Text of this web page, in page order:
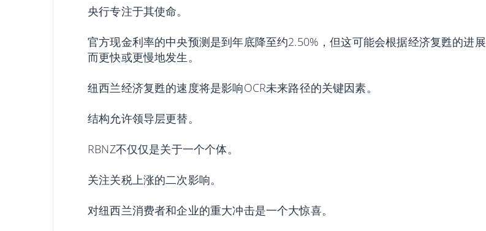
央行专注于其使命。
官方现金利率的中央预测是到年底降至约2.50%，但这可能会根据经济复甦的进展
而更快或更慢地发生。
纽西兰经济复甦的速度将是影响OCR未来路径的关键因素。
结构允许领导层更替。
RBNZ不仅仅是关于一个个体。
关注关税上涨的二次影响。
对纽西兰消费者和企业的重大冲击是一个大惊喜。